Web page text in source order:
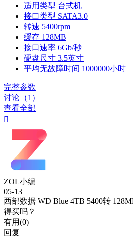
适用类型 台式机
接口类型 SATA3.0
转速 5400rpm
缓存 128MB
接口速率 6Gb/秒
硬盘尺寸 3.5英寸
平均无故障时间 1000000小时
完整参数
讨论（1）
查看全部

ZOL小编
05-13
西部数据 WD Blue 4TB 5400转
得买吗？
有用(0)
回复